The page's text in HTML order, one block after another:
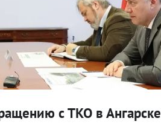
с ТКО в Ангарске